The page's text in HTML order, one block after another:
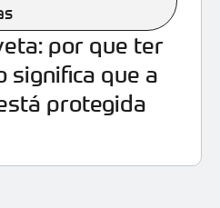
por que ter
significa que a
protegida